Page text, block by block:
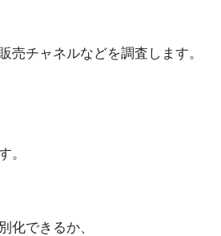
売チャネルなどを調査します。
。
化できるか、